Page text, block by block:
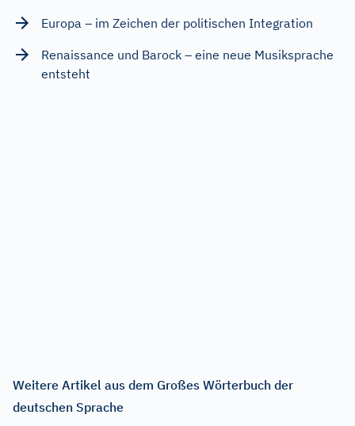
Europa – im Zeichen der politischen Integration
Renaissance und Barock – eine neue Musiksprache
entsteht
Weitere Artikel aus dem Großes Wörterbuch der
deutschen Sprache